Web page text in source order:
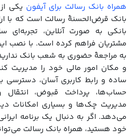
همراه بانک رسالت برای آیفون یکی
بانک قرض‌الحسنۀ رسالت است که با
بانکی به صورت آنلاین، تجربه‌ای
مشتریان فراهم کرده است. با نصب
به مراجعۀ حضوری به شعب بانک
و مکان امور مالی خود را مدیریت
ساده و رابط کاربری آسان، دسترسی
حساب‌ها، پرداخت قبوض، انتقال
مدیریت چک‌ها و بسیاری امکانات
می‌دهد. اگر به دنبال یک برنامه
خود هستید، همراه بانک رسالت